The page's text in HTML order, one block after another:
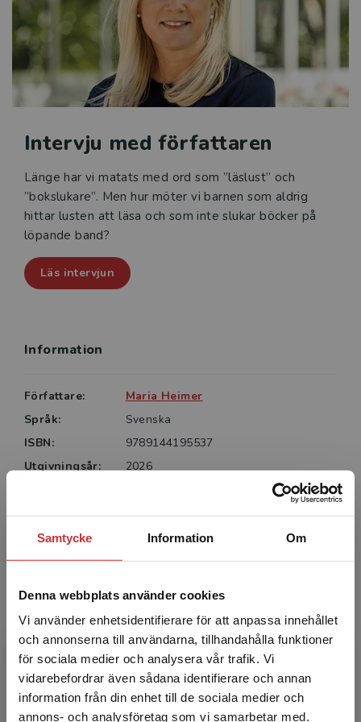
Samtycke Information Om
Denna webbplats använder cookies
Vi använder enhetsidentifierare för att anpassa innehållet
och annonserna till användarna, tillhandahålla funktioner
för sociala medier och analysera vår trafik. Vi
vidarebefordrar även sådana identifierare och annan
information från din enhet till de sociala medier och
annons- och analysföretag som vi samarbetar med.
Begränsad fraktregion
förskola, skola och fritidshem samt läsintresse och
läs­motivation på fritiden.
Läsmotivation och läsintresse vänder sig till blivande
och yrkesverksamma pedagoger i förskola, grund- och
Den är även relevant för språk-, läs- och
skrivutvecklare och skolbibliotekarier.
Intervju med författaren
Länge har vi matats med ord som ”läslust” och
”bokslukare”. Men hur möter vi barnen som aldrig
hittar lusten att läsa och som inte slukar böcker på
löpande band?
Läs intervjun
Information
Författare:
Maria Heimer
Språk:
Svenska
ISBN:
9789144195537
Utgivningsår:
2026
Upplaga:
Första
Sidantal:
Författare